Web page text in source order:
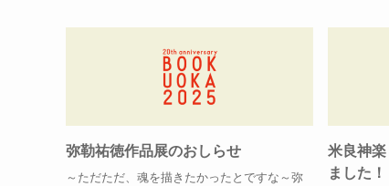
弥勒祐徳作品展のおしらせ
～ただただ、魂を描きたかったとですな～弥
米良神
ました！